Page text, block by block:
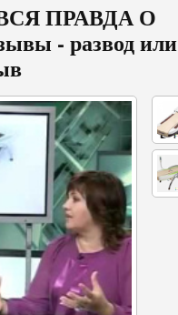
ПРАВДА О
- развод или